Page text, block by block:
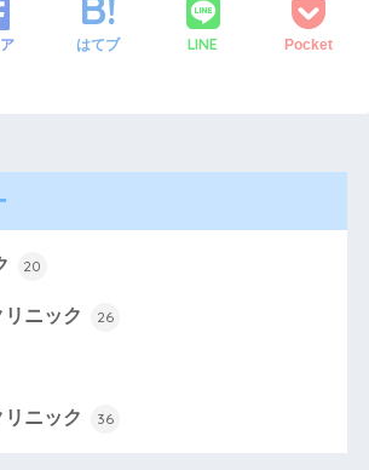
はてブ LINE Pocket
20
ニック 26
ニック 36